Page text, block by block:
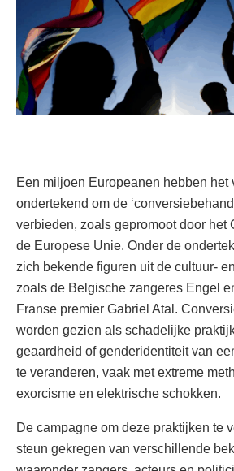
Een miljoen Europeanen hebben het
ondertekend om de
verbieden, zoals gepromoot door het
de Europese Unie. Onder de
zich bekende figuren uit de cultuur-
zoals de Belgische zangeres Engel
Franse premier Gabriel Atal.
worden gezien als schadelijke
geaardheid of genderidentiteit van
te veranderen, vaak met extreme
exorcisme en elektrische schokken.
De campagne om deze praktijken te
steun gekregen van verschillende